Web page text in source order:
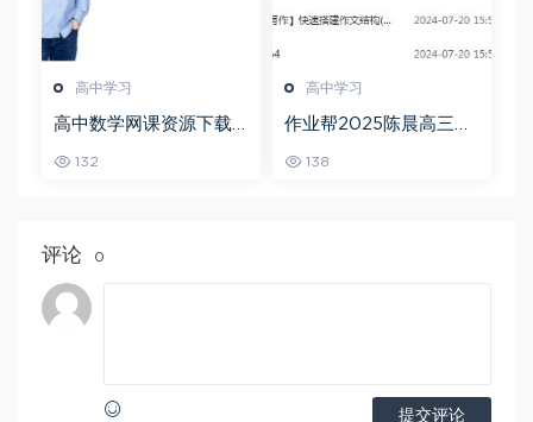
高中学习
高中数学网课资源下载
数学秋季班
132
高中学习
作业帮2025陈晨高三语
班
138
评论 0
提交评论